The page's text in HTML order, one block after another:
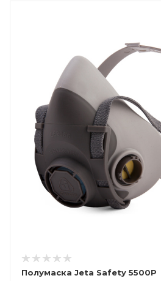
Полумаска Jeta Safety 5500P